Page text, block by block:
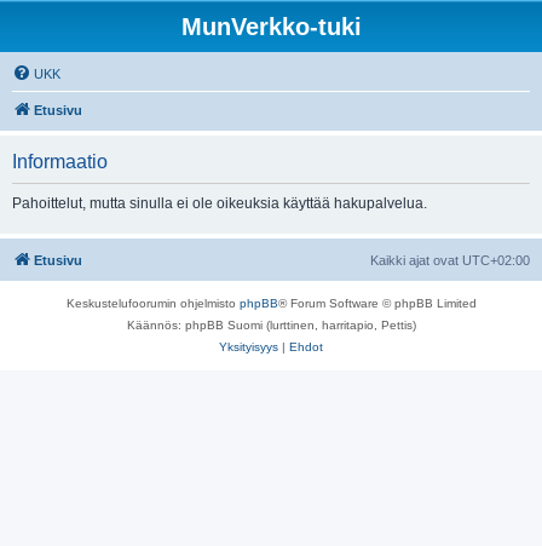
MunVerkko-tuki
UKK
Etusivu
Informaatio
Pahoittelut, mutta sinulla ei ole oikeuksia käyttää hakupalvelua.
Etusivu Kaikki ajat ovat UTC+02:00
Keskustelufoorumin ohjelmisto phpBB® Forum Software © phpBB Limited
Käännös: phpBB Suomi (lurttinen, harritapio, Pettis)
Yksityisyys | Ehdot